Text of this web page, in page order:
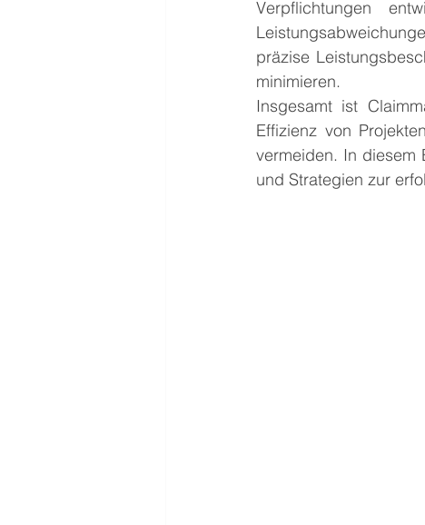
Verpflichtungen
präzise
minimieren.
Insgesamt ist
Effizienz von
vermeiden. In diesem
und Strategien zur